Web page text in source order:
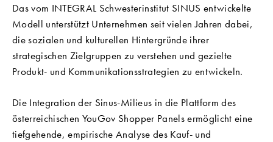
Das vom INTEGRAL Schwesterinstitut SINUS entwickelte
Modell unterstützt Unternehmen seit vielen Jahren dabei,
die sozialen und kulturellen Hintergründe ihrer
strategischen Zielgruppen zu verstehen und gezielte
Produkt- und Kommunikationsstrategien zu entwickeln.
Die Integration der Sinus-Milieus in die Plattform des
österreichischen YouGov Shopper Panels ermöglicht eine
tiefgehende, empirische Analyse des Kauf- und